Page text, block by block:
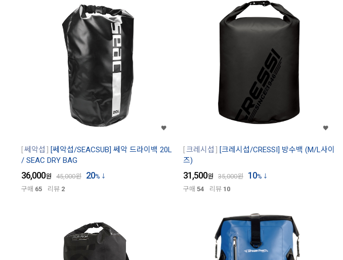
쎄악섭
[쎄악섭/SEACSUB] 쎄악 드라이백 20L
/ SEAC DRY BAG
36,000원 45,000원 20%
구매 65 리뷰 2
크레시섭
[크레시섭/CRESSI] 방수백 (M/L사이
즈)
31,500원 35,000원 10%
구매 54 리뷰 10